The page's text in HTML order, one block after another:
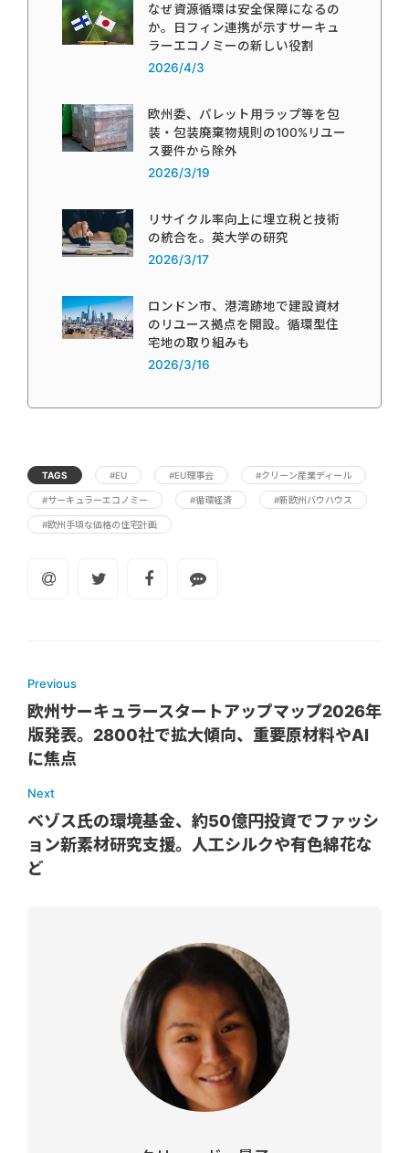
なぜ資源循環は安全保障になるの
か。日フィン連携が示すサーキュ
ラーエコノミーの新しい役割
2026/4/3
欧州委、パレット用ラップ等を包
装・包装廃棄物規則の100%リユー
ス要件から除外
2026/3/19
リサイクル率向上に埋立税と技術
の統合を。英大学の研究
2026/3/17
ロンドン市、港湾跡地で建設資材
のリユース拠点を開設。循環型住
宅地の取り組みも
2026/3/16
TAGS #EU #EU理事会 #クリーン産業ディール
#サーキュラーエコノミー #循環経済 #新欧州バウハウス
#欧州手頃な価格の住宅計画
Previous
欧州サーキュラースタートアップマップ2026年
版発表。2800社で拡大傾向、重要原材料やAI
に焦点
Next
ベゾス氏の環境基金、約50億円投資でファッシ
ョン新素材研究支援。人工シルクや有色綿花な
ど